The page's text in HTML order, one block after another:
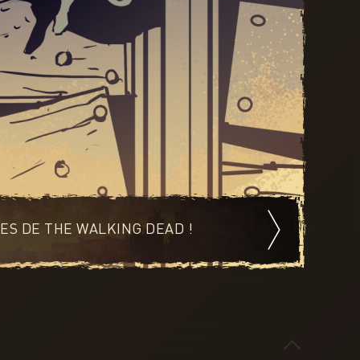
DE THE WALKING DEAD !
XBOX STORE